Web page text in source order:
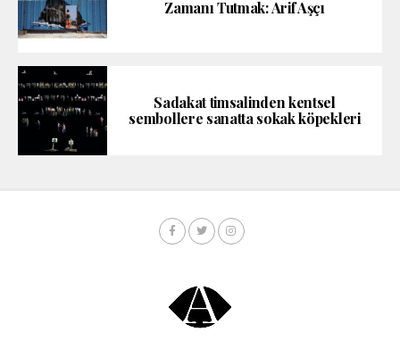
Zamanı Tutmak: Arif Aşçı
Sadakat timsalinden kentsel
sembollere sanatta sokak köpekleri